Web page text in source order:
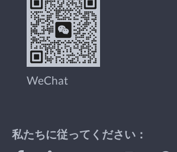
WeChat
私たちに従ってください：